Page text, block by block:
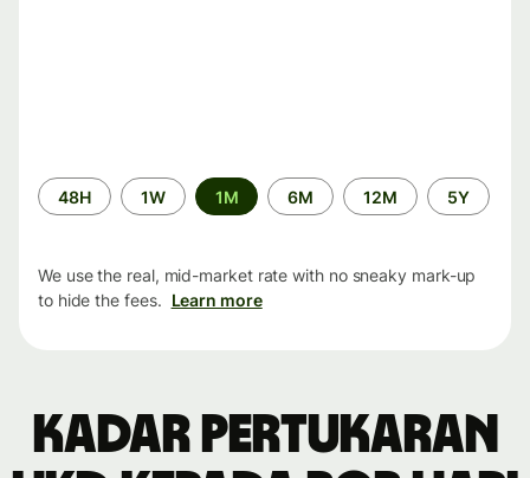
Time
period
48H 1W 1M 6M 12M 5Y
We use the real, mid-market rate with no sneaky mark-up
to hide the fees. Learn more
Kadar pertukaran